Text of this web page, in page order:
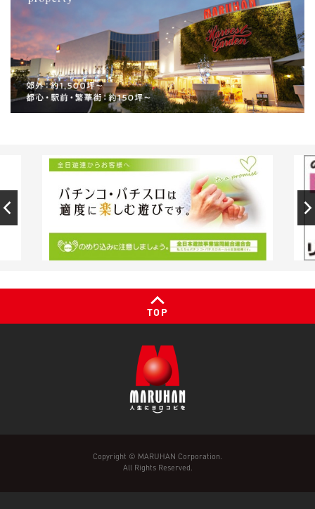
TOP
Copyright © MARUHAN Corporation.
All Rights Reserved.